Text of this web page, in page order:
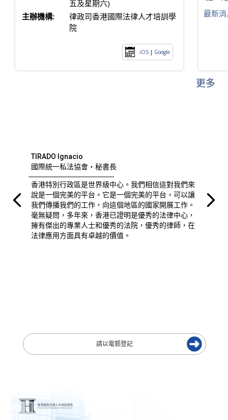
五及星期六)
主辦機構:
律政司香港國際法律人才培訓學
院
iOS | Google
最新
更多
TIRADO Ignacio
國際統一私法協會・秘書長
香港特別行政區是世界級中心。我們相信這對我們來
說是一個完美的平台。它是一個完美的平台，可以讓
我們傳播我們的工作，向這個地區的國家開展工作。
毫無疑問，多年來，香港已證明是優秀的法律中心，
擁有傑出的專業人士和優秀的法院，優秀的律師，在
法律應用方面具有卓越的價值。